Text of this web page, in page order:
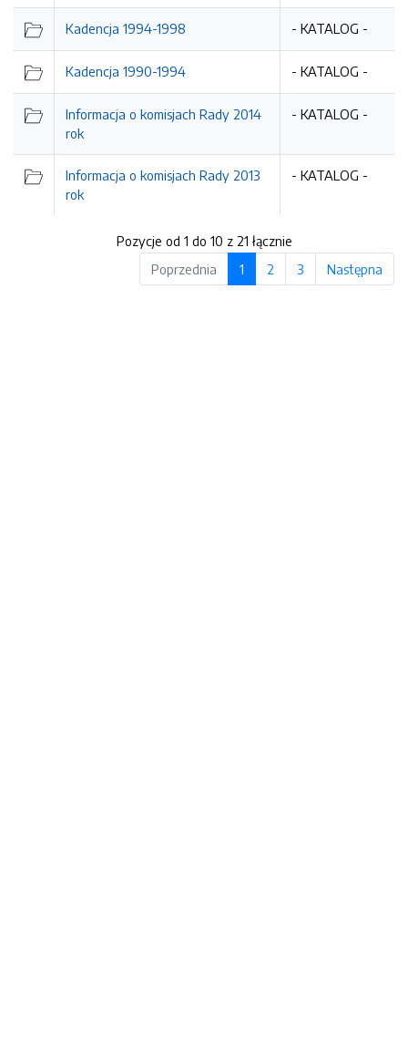
Kadencja 1994-1998 - KATALOG -
Kadencja 1990-1994 - KATALOG -
Informacja o komisjach Rady 2014
rok
- KATALOG -
Informacja o komisjach Rady 2013
rok
- KATALOG -
Pozycje od 1 do 10 z 21 łącznie
Poprzednia
1 2 3 Następna